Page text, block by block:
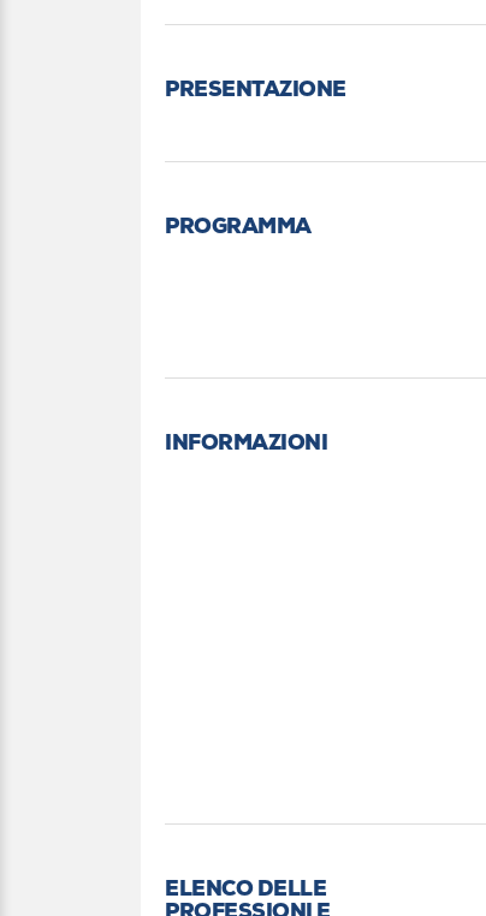
PRESENTAZIONE
PROGRAMMA
INFORMAZIONI
ELENCO DELLE